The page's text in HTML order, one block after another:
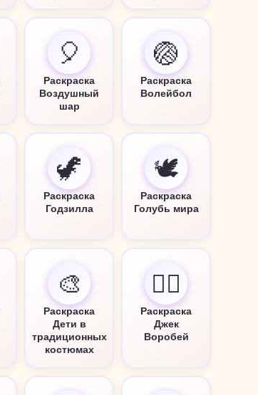
🎈
Раскраска
Воздушный
шар
🏐
Раскраска
Волейбол
🦖
Раскраска
Годзилла
🕊️
Раскраска
Голубь мира
🎨
Раскраска
Дети в
традиционных
костюмах
🏴‍☠️
Раскраска
Джек
Воробей